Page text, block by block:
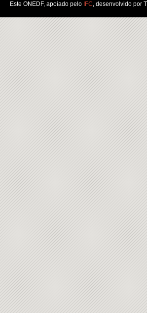
Este ONEDF, apoiado pelo IFC, desenvolvido por